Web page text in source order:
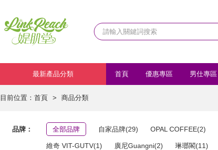
最新產品分類 首頁 優惠專區 男仕專區
目前位置： 首頁 > 商品分類
品牌： 全部品牌 自家品牌(29) OPAL COFFEE(2)
維奇 VIT-GUTV(1) 廣尼Guangni(2) 琳瑯閣(11)